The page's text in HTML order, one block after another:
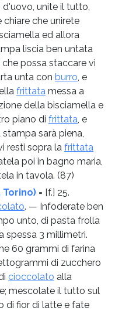
d'uovo, unite il tutto,
che unirete
ed allora
liscia ben untata
che possa staccare vi
unta con burro, e
frittata messa a
della bisciamella e
piano di frittata, e
sarà piena,
resti sopra la frittata
poi in bagno maria,
in tavola. (87)
Torino) = [f.] 25.
. — Infoderate ben
unto, di pasta frolla
spessa 3 millimetri.
60 grammi di farina
di zucchero
cioccolato alla
mescolate il tutto sul
di fior di latte e fate